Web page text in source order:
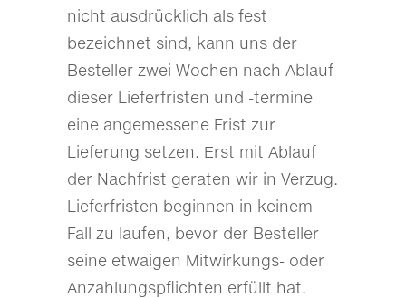
nicht ausdrücklich als fest
bezeichnet sind, kann uns der
Besteller zwei Wochen nach Ablauf
dieser Lieferfristen und -termine
eine angemessene Frist zur
Lieferung setzen. Erst mit Ablauf
der Nachfrist geraten wir in Verzug.
Lieferfristen beginnen in keinem
Fall zu laufen, bevor der Besteller
seine etwaigen Mitwirkungs- oder
Anzahlungspflichten erfüllt hat.